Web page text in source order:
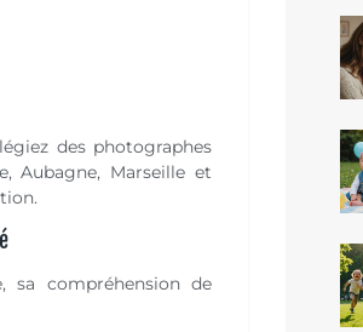
des photographes
Aubagne, Marseille et
sa compréhension de